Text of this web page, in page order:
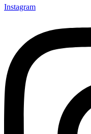
Instagram